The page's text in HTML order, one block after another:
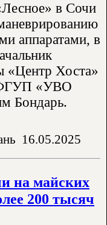
в Сочи
аппаратами, в
«Центр Хоста»
ФГУП «УВО
Бондарь.
16.05.2025
на майских
200 тысяч